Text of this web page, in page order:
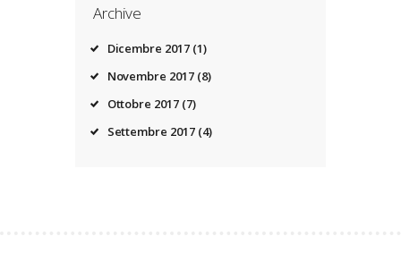
Archive
Dicembre 2017(1)
Novembre 2017(8)
Ottobre 2017 (7)
Settembre 2017(4)